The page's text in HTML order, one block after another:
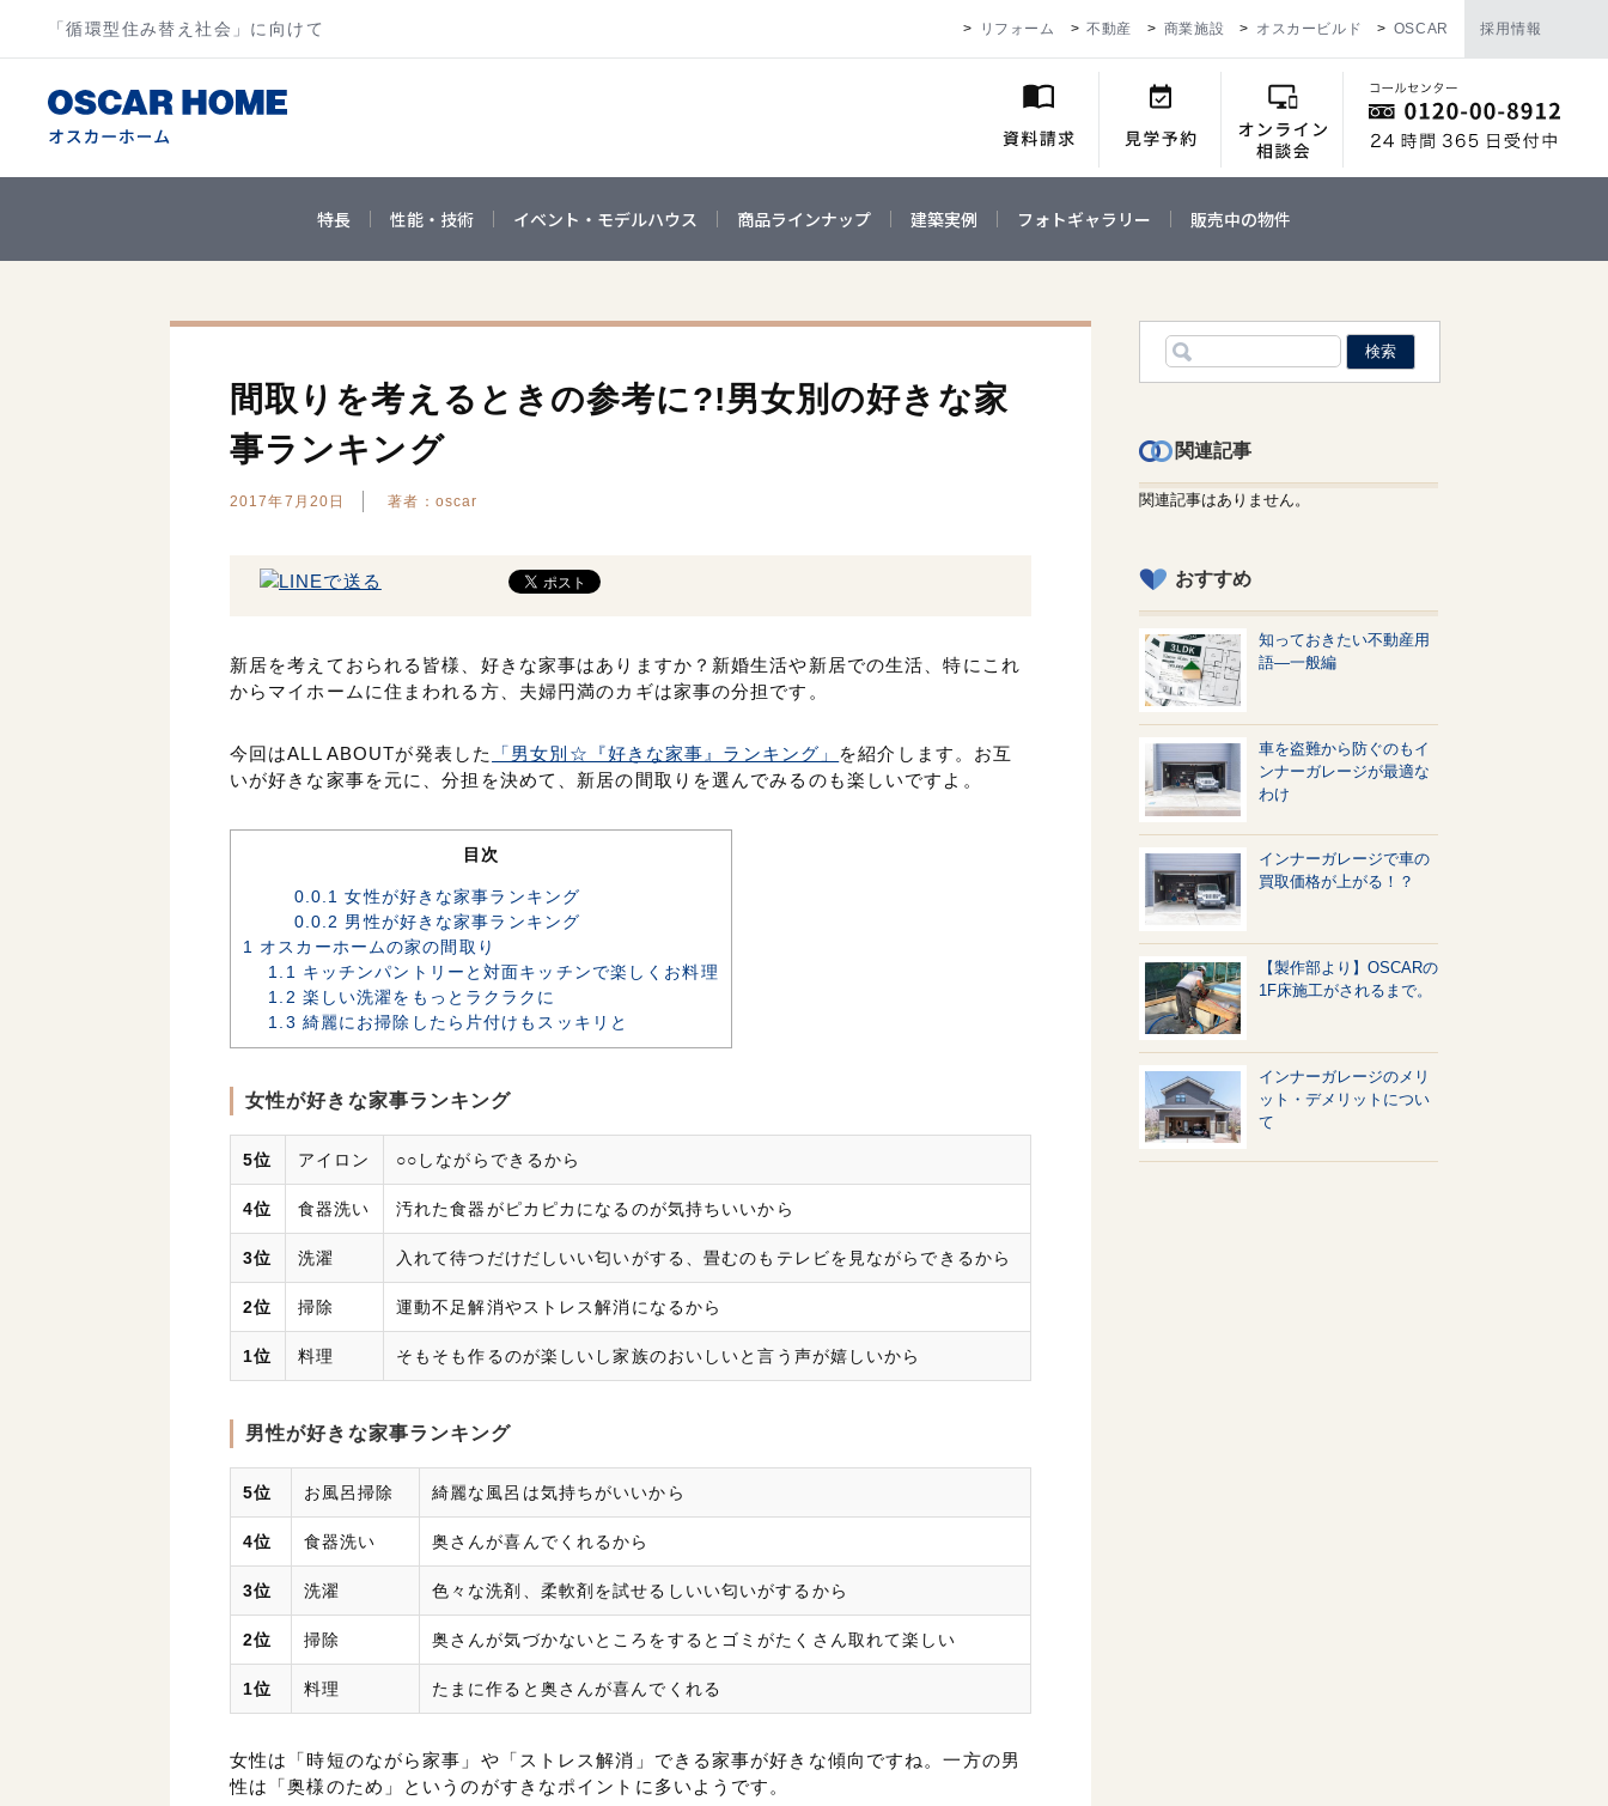
「循環型住み替え社会」に向けて リフォーム 不動産 商業施設 オスカービルド OSCAR 採用情報
特長 性能・技術 イベント・モデルハウス 商品ラインナップ 建築実例 フォトギャラリー 販売中の物件
間取りを考えるときの参考に?!男女別の好きな家
事ランキング
2017年7月20日 著者：oscar
新居を考えておられる皆様、好きな家事はありますか？新婚生活や新居での生活、特にこれ
からマイホームに住まわれる方、夫婦円満のカギは家事の分担です。
今回はALL ABOUTが発表した 「男女別☆『好きな家事』ランキング」
を紹介します。お互
いが好きな家事を元に、分担を決めて、新居の間取りを選んでみるのも楽しいですよ。
目次
0.0.1 女性が好きな家事ランキング
0.0.2 男性が好きな家事ランキング
1 オスカーホームの家の間取り
1.1 キッチンパントリーと対面キッチンで楽しくお料理
1.2 楽しい洗濯をもっとラクラクに
1.3 綺麗にお掃除したら片付けもスッキリと
女性が好きな家事ランキング
5位 アイロン ○○しながらできるから
4位 食器洗い 汚れた食器がピカピカになるのが気持ちいいから
3位 洗濯 入れて待つだけだしいい匂いがする、畳むのもテレビを見ながらできるから
2位 掃除 運動不足解消やストレス解消になるから
1位 料理 そもそも作るのが楽しいし家族のおいしいと言う声が嬉しいから
男性が好きな家事ランキング
5位 お風呂掃除 綺麗な風呂は気持ちがいいから
4位 食器洗い 奥さんが喜んでくれるから
3位 洗濯 色々な洗剤、柔軟剤を試せるしいい匂いがするから
2位 掃除 奥さんが気づかないところをするとゴミがたくさん取れて楽しい
1位 料理 たまに作ると奥さんが喜んでくれる
女性は「時短のながら家事」や「ストレス解消」できる家事が好きな傾向ですね。一方の男
性は「奥様のため」というのがすきなポイントに多いようです。
関連記事
関連記事はありません。
おすすめ
知っておきたい不動産用
語—一般編
車を盗難から防ぐのもイ
ンナーガレージが最適な
わけ
インナーガレージで車の
買取価格が上がる！？
【製作部より】OSCARの
1F床施工がされるまで。
インナーガレージのメリ
ット・デメリットについ
て